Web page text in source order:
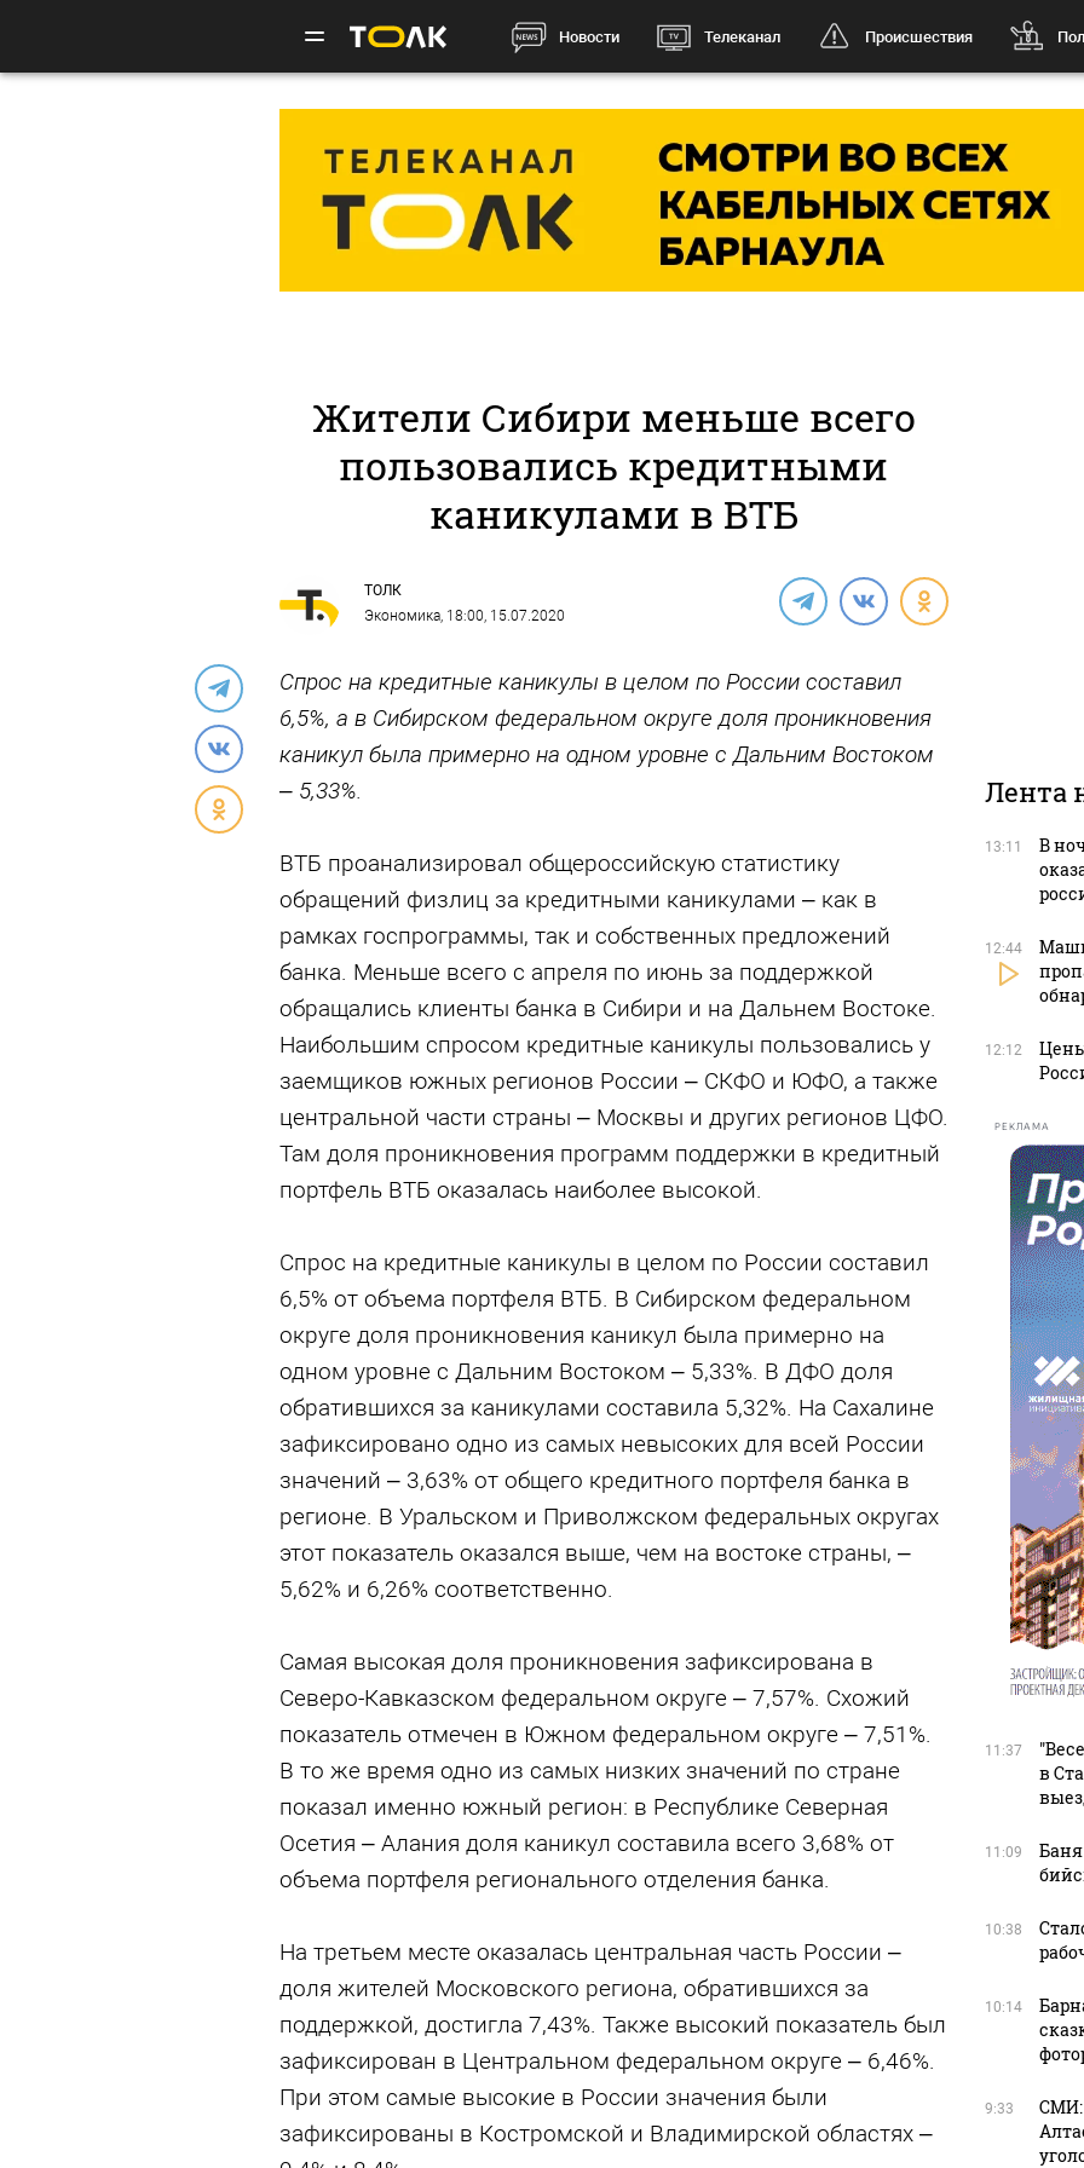
Новости Телеканал Происшествия
Жители Сибири меньше всего
пользовались кредитными
каникулами в ВТБ
ТОЛК
Экономика, 18:00, 15.07.2020
Спрос на кредитные каникулы в целом по России составил
6,5%, а в Сибирском федеральном округе доля проникновения
каникул была примерно на одном уровне с Дальним Востоком
– 5,33%.
ВТБ проанализировал общероссийскую статистику
обращений физлиц за кредитными каникулами – как в
рамках госпрограммы, так и собственных предложений
банка. Меньше всего с апреля по июнь за поддержкой
обращались клиенты банка в Сибири и на Дальнем Востоке.
Наибольшим спросом кредитные каникулы пользовались у
заемщиков южных регионов России – СКФО и ЮФО, а также
центральной части страны – Москвы и других регионов ЦФО.
Там доля проникновения программ поддержки в кредитный
портфель ВТБ оказалась наиболее высокой.
Спрос на кредитные каникулы в целом по России составил
6,5% от объема портфеля ВТБ. В Сибирском федеральном
округе доля проникновения каникул была примерно на
одном уровне с Дальним Востоком – 5,33%. В ДФО доля
обратившихся за каникулами составила 5,32%. На Сахалине
зафиксировано одно из самых невысоких для всей России
значений – 3,63% от общего кредитного портфеля банка в
регионе. В Уральском и Приволжском федеральных округах
этот показатель оказался выше, чем на востоке страны, –
5,62% и 6,26% соответственно.
Самая высокая доля проникновения зафиксирована в
Северо-Кавказском федеральном округе – 7,57%. Схожий
показатель отмечен в Южном федеральном округе – 7,51%.
В то же время одно из самых низких значений по стране
показал именно южный регион: в Республике Северная
Осетия – Алания доля каникул составила всего 3,68% от
объема портфеля регионального отделения банка.
На третьем месте оказалась центральная часть России –
доля жителей Московского региона, обратившихся за
поддержкой, достигла 7,43%. Также высокий показатель был
зафиксирован в Центральном федеральном округе – 6,46%.
При этом самые высокие в России значения были
зафиксированы в Костромской и Владимирской областях –
Лента
13:11
В
12:44
12:12
РЕКЛАМА
11:37
в
11:09
10:38
10:14
9:33
СМИ: